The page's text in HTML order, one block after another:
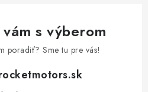
s výberom
poradiť? Sme tu pre vás!